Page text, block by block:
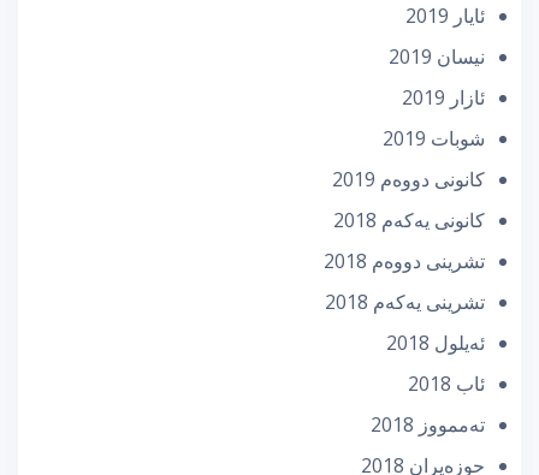
ئایار 2019
نیسان 2019
ئازار 2019
شوبات 2019
كانونی دووه‌م 2019
كانونی یه‌كه‌م 2018
تشرینی دووه‌م 2018
تشرینی یه‌كه‌م 2018
ئه‌یلول 2018
ئاب 2018
تەممووز 2018
حوزه‌یران 2018